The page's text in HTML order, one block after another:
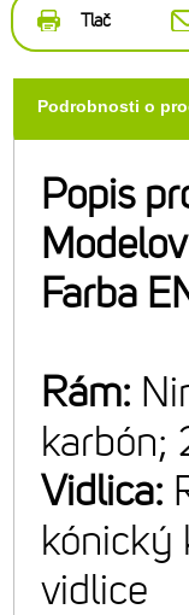
Tlač
Podrobnosti o
Popis
Farba
Rám:
karbón;
Vidlica:
kónický
vidlice